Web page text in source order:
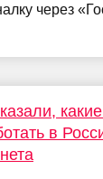
через
в